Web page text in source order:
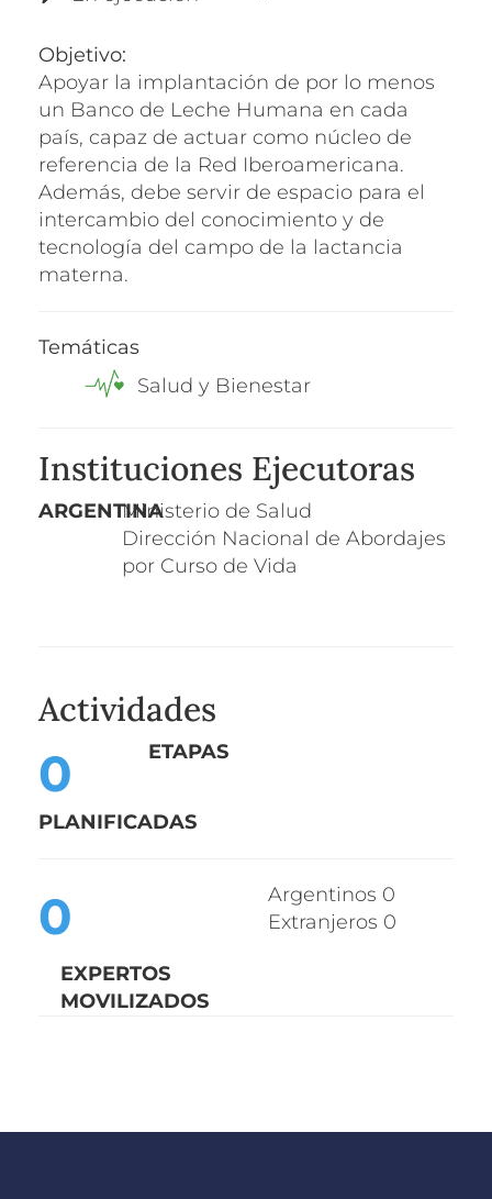
Objetivo:
Apoyar la implantación de por lo menos
un Banco de Leche Humana en cada
país, capaz de actuar como núcleo de
referencia de la Red Iberoamericana.
Además, debe servir de espacio para el
intercambio del conocimiento y de
tecnología del campo de la lactancia
materna.
Temáticas
Salud y Bienestar
Instituciones Ejecutoras
ARGENTINAMinisterio de Salud
Dirección Nacional de Abordajes
por Curso de Vida
Actividades
0 ETAPAS
PLANIFICADAS
0
EXPERTOS
MOVILIZADOS
Argentinos 0
Extranjeros 0